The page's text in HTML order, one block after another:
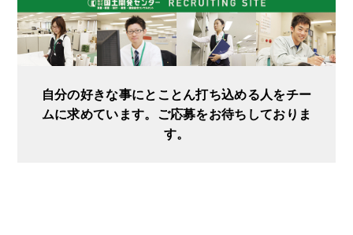
自分の好きな事にとことん打ち込める人をチー
ムに求めています。ご応募をお待ちしておりま
す。